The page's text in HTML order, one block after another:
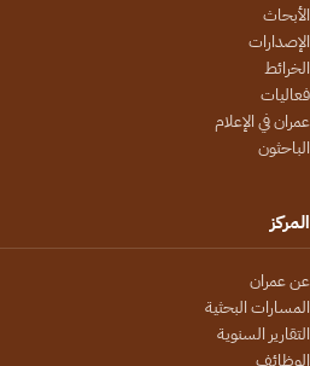
الأبحاث
الإصدارات
الخرائط
فعاليات
عمران في الإعلام
الباحثون
المركز
عن عمران
المسارات البحثية
التقارير السنوية
الوظائف